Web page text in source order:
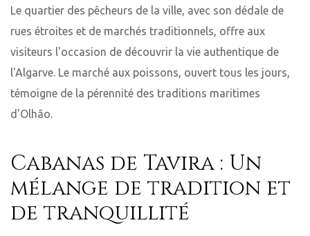
Le quartier des pêcheurs de la ville, avec son dédale de
rues étroites et de marchés traditionnels, offre aux
visiteurs l'occasion de découvrir la vie authentique de
l'Algarve. Le marché aux poissons, ouvert tous les jours,
témoigne de la pérennité des traditions maritimes
d'Olhão.
Cabanas de Tavira : Un
mélange de tradition et
de tranquillité